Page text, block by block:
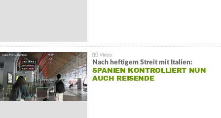
Nach heftigem Streit mit Italien:
SPANIEN KONTROLLIERT NUN
AUCH REISENDE